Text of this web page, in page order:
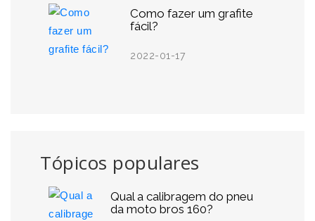
Como fazer um grafite
fácil?
2022-01-17
Tópicos populares
Qual a calibragem do pneu
da moto bros 160?